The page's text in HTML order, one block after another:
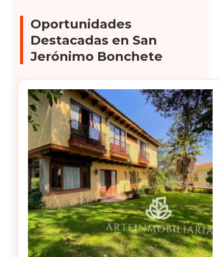
Oportunidades
Destacadas en San
Jerónimo Bonchete